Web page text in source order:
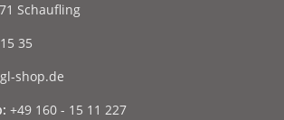
Schaufling
35
shop.de
+49 160 - 15 11 227